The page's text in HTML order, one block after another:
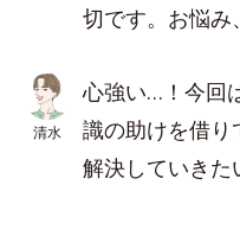
切です。お悩み
清水
心強い…！今回
識の助けを借り
解決していきた